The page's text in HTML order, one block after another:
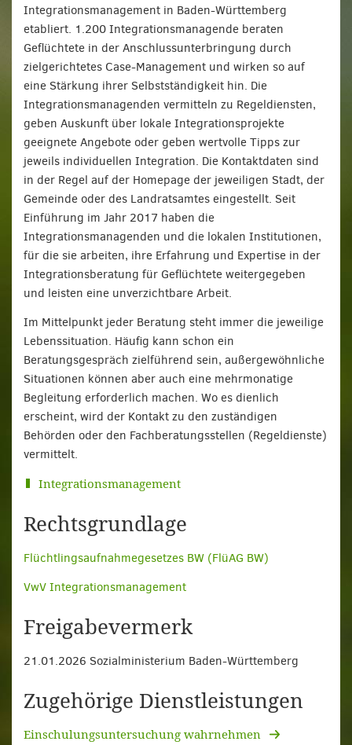
Integrationsmanagement in Baden-Württemberg
etabliert. 1.200 Integrationsmanagende beraten
Geflüchtete in der Anschlussunterbringung durch
zielgerichtetes Case-Management und wirken so auf
eine Stärkung ihrer Selbstständigkeit hin. Die
Integrationsmanagenden vermitteln zu Regeldiensten,
geben Auskunft über lokale Integrationsprojekte
geeignete Angebote oder geben wertvolle Tipps zur
jeweils individuellen Integration. Die Kontaktdaten sind
in der Regel auf der Homepage der jeweiligen Stadt, der
Gemeinde oder des Landratsamtes eingestellt. Seit
Einführung im Jahr 2017 haben die
Integrationsmanagenden und die lokalen Institutionen,
für die sie arbeiten, ihre Erfahrung und Expertise in der
Integrationsberatung für Geflüchtete weitergegeben
und leisten eine unverzichtbare Arbeit.
Im Mittelpunkt jeder Beratung steht immer die jeweilige
Lebenssituation. Häufig kann schon ein
Beratungsgespräch zielführend sein, außergewöhnliche
Situationen können aber auch eine mehrmonatige
Begleitung erforderlich machen. Wo es dienlich
erscheint, wird der Kontakt zu den zuständigen
Behörden oder den Fachberatungsstellen (Regeldienste)
vermittelt.
Integrationsmanagement
Rechtsgrundlage
Flüchtlingsaufnahmegesetzes BW (FlüAG BW)
VwV Integrationsmanagement
Freigabevermerk
21.01.2026 Sozialministerium Baden-Württemberg
Zugehörige Dienstleistungen
Einschulungsuntersuchung wahrnehmen